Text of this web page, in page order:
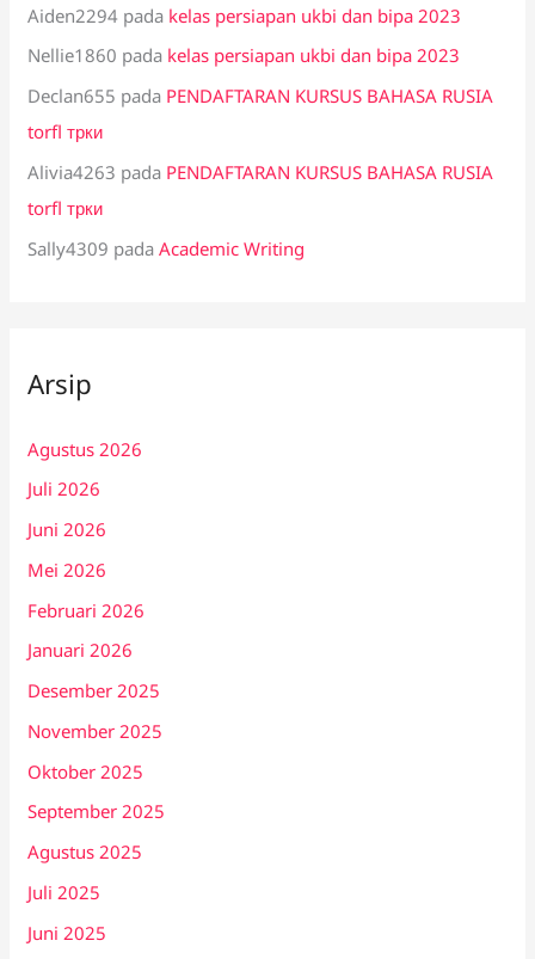
Aiden2294 pada kelas persiapan ukbi dan bipa 2023
Nellie1860 pada kelas persiapan ukbi dan bipa 2023
Declan655 pada PENDAFTARAN KURSUS BAHASA RUSIA
torfl трки
Alivia4263 pada PENDAFTARAN KURSUS BAHASA RUSIA
torfl трки
Sally4309 padaAcademic Writing
Arsip
Agustus 2026
Juli 2026
Juni 2026
Mei 2026
Februari 2026
Januari 2026
Desember 2025
November 2025
Oktober 2025
September 2025
Agustus 2025
Juli 2025
Juni 2025